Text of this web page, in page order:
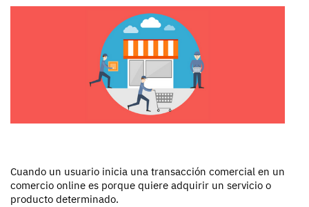
Cuando un usuario inicia una transacción comercial en un
comercio online es porque quiere adquirir un servicio o
producto determinado.